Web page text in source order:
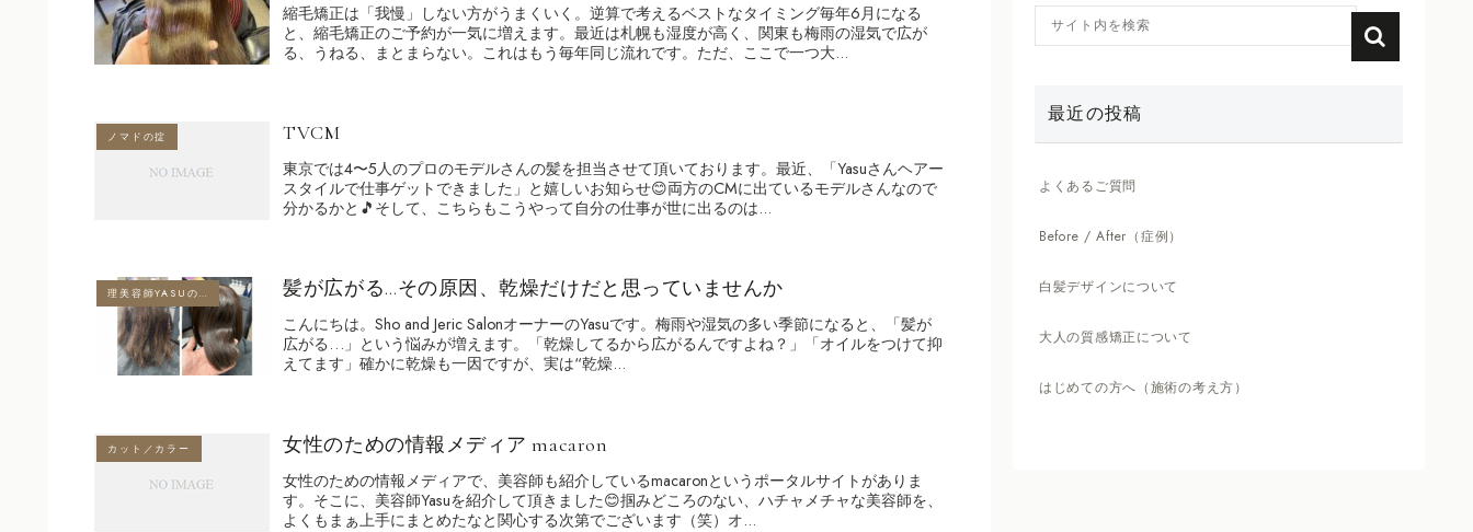
縮毛矯正は「我慢」しない方がうまくいく。逆算で考えるベストなタイミング毎年6月になる
と、縮毛矯正のご予約が一気に増えます。最近は札幌も湿度が高く、関東も梅雨の湿気で広が
る、うねる、まとまらない。これはもう毎年同じ流れです。ただ、ここで一つ大...
ノマドの掟 TVCM
東京では4〜5人のプロのモデルさんの髪を担当させて頂いております。最近、「Yasuさんヘアー
スタイルで仕事ゲットできました」と嬉しいお知らせ😊両方のCMに出ているモデルさんなので
分かるかと🎵そして、こちらもこうやって自分の仕事が世に出るのは...
髪が広がる…その原因、乾燥だけだと思っていませんか
こんにちは。Sho and Jeric SalonオーナーのYasuです。梅雨や湿気の多い季節になると、「髪が
広がる…」という悩みが増えます。「乾燥してるから広がるんですよね？」「オイルをつけて抑
えてます」確かに乾燥も一因ですが、実は“乾燥...
カット／カラー 女性のための情報メディア macaron
女性のための情報メディアで、美容師も紹介しているmacaronというポータルサイトがありま
す。そこに、美容師Yasuを紹介して頂きました😊掴みどころのない、ハチャメチャな美容師を、
よくもまぁ上手にまとめたなと関心する次第でございます（笑）オ...
最近の投稿
よくあるご質問
Before / After（症例）
白髪デザインについて
大人の質感矯正について
はじめての方へ（施術の考え方）